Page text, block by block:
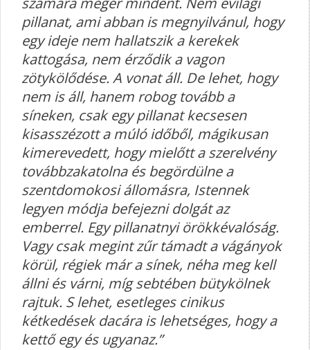
pillanat, ami abban is megnyilvánul, hogy
egy ideje nem hallatszik a kerekek
kattogása, nem érződik a vagon
zötykölődése. A vonat áll. De lehet, hogy
nem is áll, hanem robog tovább a
síneken, csak egy pillanat kecsesen
kisasszézott a múló időből, mágikusan
kimerevedett, hogy mielőtt a szerelvény
továbbzakatolna és begördülne a
szentdomokosi állomásra, Istennek
legyen módja befejezni dolgát az
emberrel. Egy pillanatnyi örökkévalóság.
Vagy csak megint zűr támadt a vágányok
körül, régiek már a sínek, néha meg kell
állni és várni, míg sebtében bütykölnek
rajtuk. S lehet, esetleges cinikus
kétkedések dacára is lehetséges, hogy a
kettő egy és ugyanaz.”